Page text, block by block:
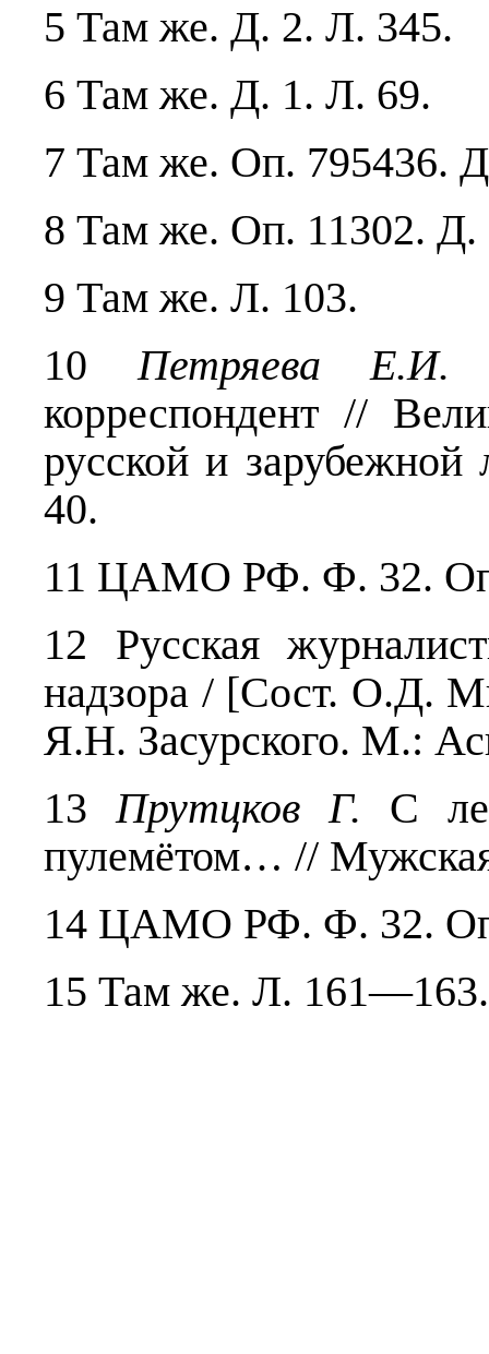
5 Там же. Д. 2. Л. 345.
6 Там же. Д. 1. Л. 69.
7 Там же. Оп. 795436.
8 Там же. Оп. 11302. Д.
9 Там же. Л. 103.
10 Петряева
корреспондент //
русской и зарубежной
40.
11 ЦАМО РФ. Ф. 32.
12 Русская
надзора / [Сост. О.Д.
Я.Н. Засурского. М.:
13 Прутцков Г. С
пулемётом… //
14 ЦАМО РФ. Ф. 32.
15 Там же. Л. 161—163.